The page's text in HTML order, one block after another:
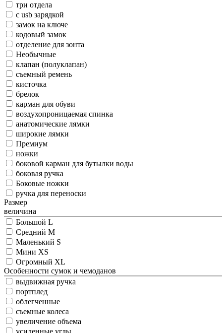
три отдела
с usb зарядкой
замок на ключе
кодовый замок
отделение для зонта
Необычные
клапан (полуклапан)
съемный ремень
кисточка
брелок
карман для обуви
воздухопроницаемая спинка
анатомические лямки
широкие лямки
Премиум
ножки
боковой карман для бутылки воды
боковая ручка
Боковые ножки
ручка для переноски
Размер
величина
Большой L
Средний M
Маленький S
Мини XS
Огромный XL
Особенности сумок и чемоданов
выдвижная ручка
портплед
облегченные
съемные колеса
увеличение объема